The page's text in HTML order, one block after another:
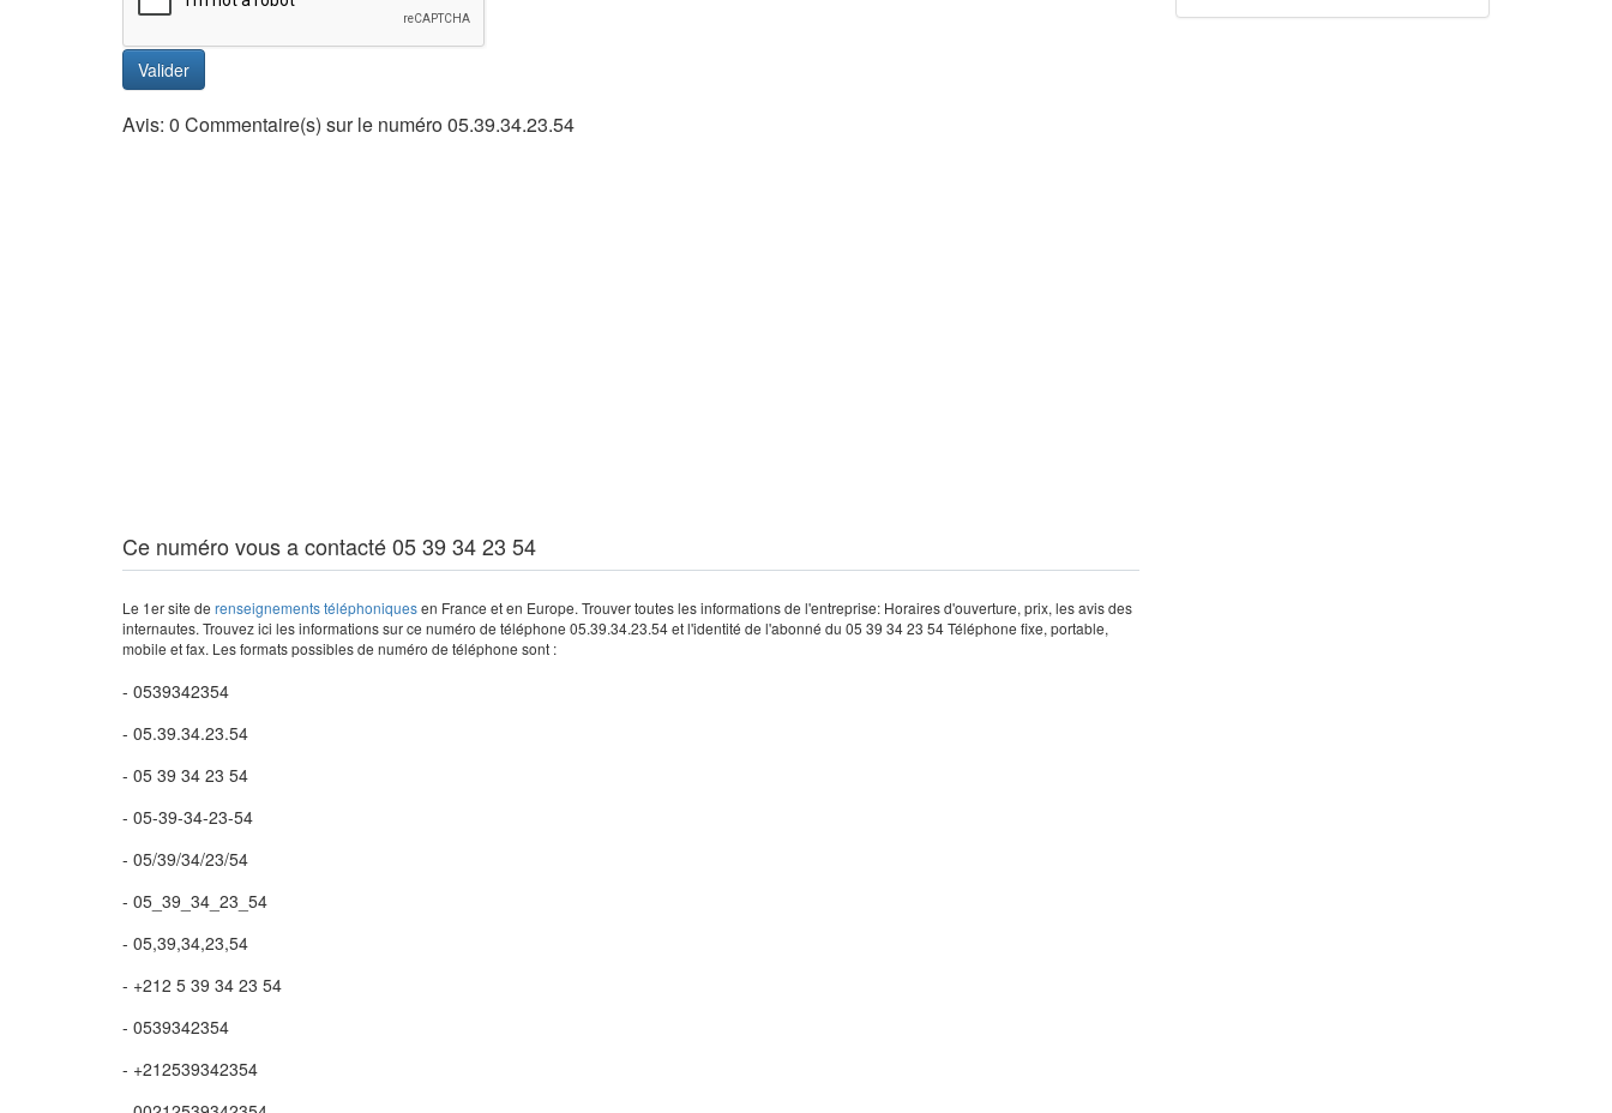
Valider
Avis: 0 Commentaire(s) sur le numéro 05.39.34.23.54
Ce numéro vous a contacté 05 39 34 23 54
Le 1er site de renseignements téléphoniquesen France et en Europe. Trouver toutes les informations de l'entreprise: Horaires d'ouverture, prix, les avis des
internautes. Trouvez ici les informations sur ce numéro de téléphone 05.39.34.23.54 et l'identité de l'abonné du 05 39 34 23 54 Téléphone fixe, portable,
mobile et fax. Les formats possibles de numéro de téléphone sont :
- 0539342354
- 05.39.34.23.54
- 05 39 34 23 54
- 05-39-34-23-54
- 05/39/34/23/54
- 05_39_34_23_54
- 05,39,34,23,54
- +212 5 39 34 23 54
- 0539342354
- +212539342354